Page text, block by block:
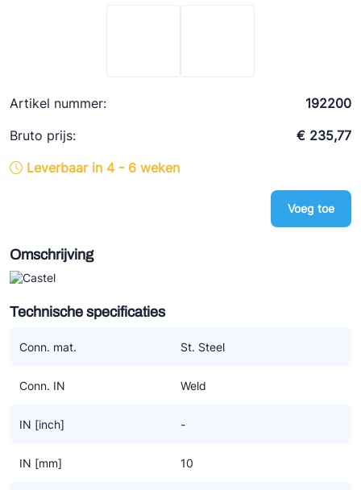
Artikel nummer:
192200
Bruto prijs:
€ 235,77
Leverbaar in 4 - 6 weken
Voeg toe
Omschrijving
Technische specificaties
Conn. mat. St. Steel
Conn. IN Weld
IN [inch] -
IN [mm] 10